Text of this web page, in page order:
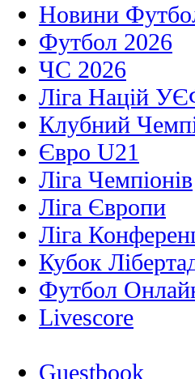
Новини
Футбол 2026
ЧС 2026
Ліга Націй
Клубний
Євро U21
Ліга Чемпіонів
Ліга Європи
Ліга
Кубок
Футбол
Livescore
Guestbook